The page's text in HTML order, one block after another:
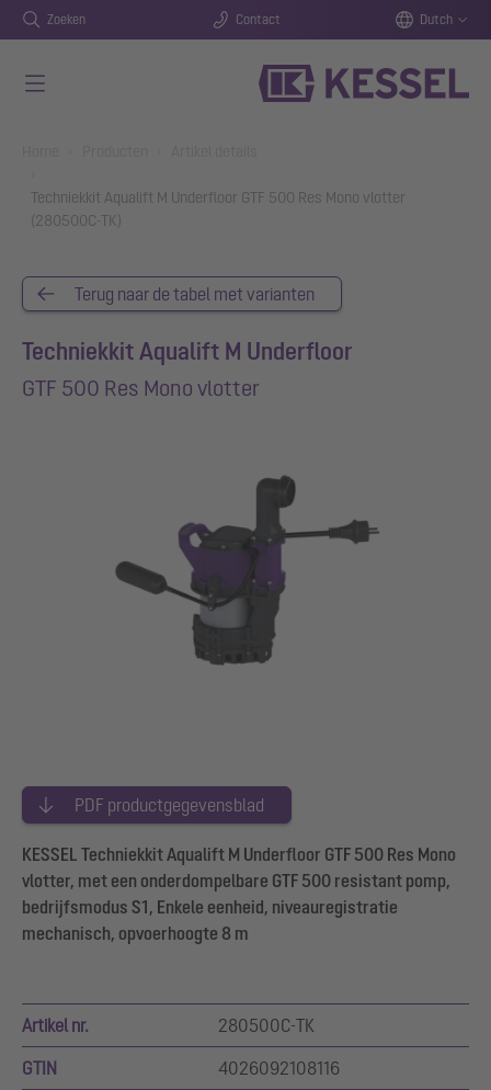
Zoeken Contact Dutch
Techniekkit Aqualift M Underfloor GTF 500 Res Mono vlotter
(280500C-TK)
Terug naar de tabel met varianten
Techniekkit Aqualift M Underfloor
GTF 500 Res Mono vlotter
PDF productgegevensblad
KESSEL Techniekkit Aqualift M Underfloor GTF 500 Res Mono
vlotter, met een onderdompelbare GTF 500 resistant pomp,
bedrijfsmodus S1, Enkele eenheid, niveauregistratie
mechanisch, opvoerhoogte 8 m
Artikel nr. 280500C-TK
GTIN 4026092108116